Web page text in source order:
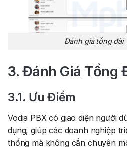
Đánh giá tổng đài
3. Đánh Giá Tổng
3.1. Ưu Điểm
Vodia PBX có giao diện người
dụng, giúp các doanh nghiệp
thống mà không cần chuyên